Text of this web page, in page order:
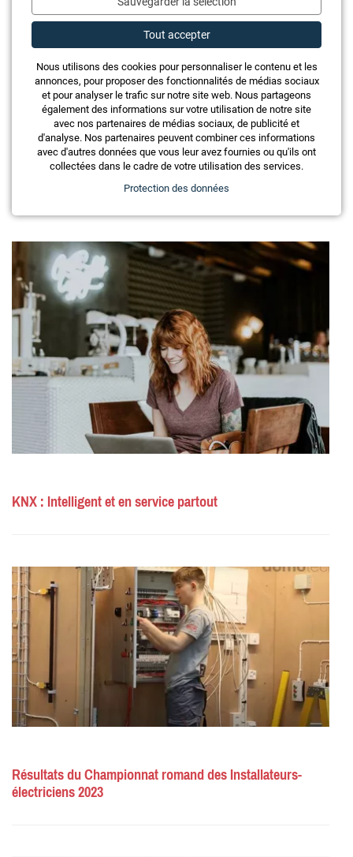
Ces articles pourraient également vous
intéresser
KNX : Intelligent et en service partout
Résultats du Championnat romand des Installateurs-
électriciens 2023
Tout accepter
Nous utilisons des cookies pour personnaliser le contenu et les
annonces, pour proposer des fonctionnalités de médias sociaux
et pour analyser le trafic sur notre site web. Nous partageons
également des informations sur votre utilisation de notre site
avec nos partenaires de médias sociaux, de publicité et
d'analyse. Nos partenaires peuvent combiner ces informations
avec d'autres données que vous leur avez fournies ou qu'ils ont
collectées dans le cadre de votre utilisation des services.
Protection des données